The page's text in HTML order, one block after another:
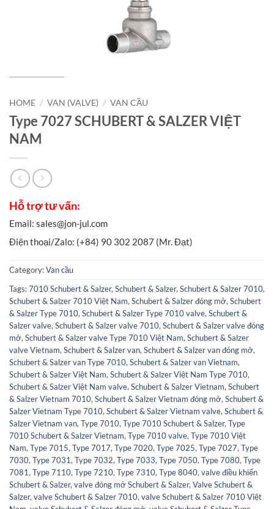
HOME / VAN (VALVE) / VAN CẦU
Type 7027 SCHUBERT & SALZER VIỆT
NAM
Category:Van cầu
Tags:7010 Schubert & Salzer,Schubert & Salzer,Schubert & Salzer 7010,
Schubert & Salzer 7010 Việt Nam,Schubert & Salzer đóng mở,Schubert
& Salzer Type 7010,Schubert & Salzer Type 7010 valve,Schubert &
Salzer valve,Schubert & Salzer valve 7010,Schubert & Salzer valve đóng
mở,Schubert & Salzer valve Type 7010 Việt Nam,Schubert & Salzer
valve Vietnam,Schubert & Salzer van,Schubert & Salzer van đóng mở,
Schubert & Salzer van Type 7010,Schubert & Salzer van Vietnam,
Schubert & Salzer Việt Nam,Schubert & Salzer Việt Nam Type 7010,
Schubert & Salzer Việt Nam valve,Schubert & Salzer Vietnam,Schubert
& Salzer Vietnam 7010,Schubert & Salzer Vietnam đóng mở,Schubert &
Salzer Vietnam Type 7010,Schubert & Salzer Vietnam valve,Schubert &
Salzer Vietnam van,Type 7010,Type 7010 Schubert & Salzer,Type
7010 Schubert & Salzer Vietnam,Type 7010 valve,Type 7010 Việt
Nam,Type 7015,Type 7017,Type 7020,Type 7025,Type 7027,Type
7030,Type 7031,Type 7032,Type 7033,Type 7050,Type 7080,Type
7081,Type 7110,Type 7210,Type 7310,Type 8040,valve điều khiển
Schubert & Salzer,valve đóng mở Schubert & Salzer,Valve Schubert &
Salzer,valve Schubert & Salzer 7010,valve Schubert & Salzer 7010 Việt